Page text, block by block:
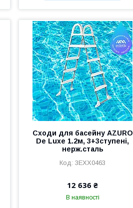
Сходи для басейну AZURO
De Luxe 1.2м, 3+3ступені,
нерж.сталь
3EXX0463
12 636 ₴
В наявності